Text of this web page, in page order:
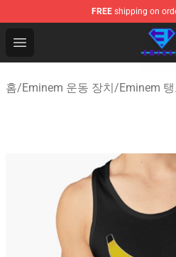
FREE shipping on
Open menu
Eminem Store - Official
홈/Eminem 운동 장치/Eminem